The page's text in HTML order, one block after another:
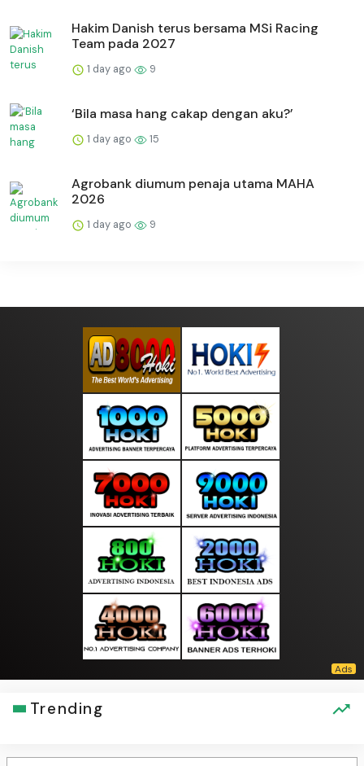
Hakim Danish terus bersama MSi Racing
Team pada 2027
1 day ago 9
‘Bila masa hang cakap dengan aku?’
1 day ago 15
Agrobank diumum penaja utama MAHA
2026
1 day ago 9
Trending